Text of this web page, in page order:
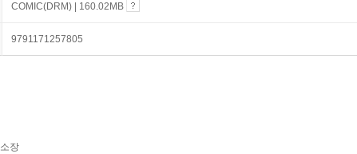
COMIC(DRM) | 160.02MB
9791171257805
소장